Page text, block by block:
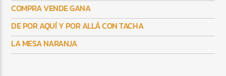
COMPRA VENDE GANA
DE POR AQUÍ Y POR ALLÁ CON TACHA
LA MESA NARANJA